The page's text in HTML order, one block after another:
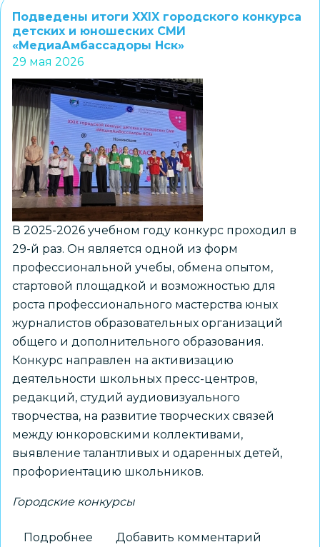
Подведены итоги XXIX городского конкурса
детских и юношеских СМИ
«МедиаАмбассадоры Нск»
29 мая 2026
В 2025-2026 учебном году конкурс проходил в
29-й раз. Он является одной из форм
профессиональной учебы, обмена опытом,
стартовой площадкой и возможностью для
роста профессионального мастерства юных
журналистов образовательных организаций
общего и дополнительного образования.
Конкурс направлен на активизацию
деятельности школьных пресс-центров,
редакций, студий аудиовизуального
творчества, на развитие творческих связей
между юнкоровскими коллективами,
выявление талантливых и одаренных детей,
профориентацию школьников.
Городские конкурсы
Подробнее Добавить комментарий